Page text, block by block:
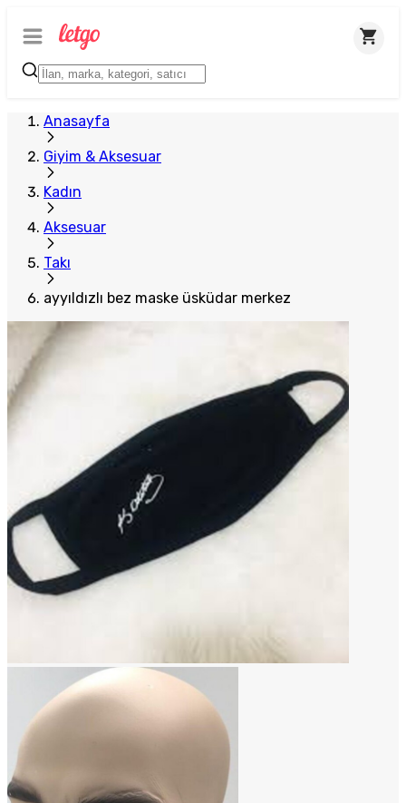
Anasayfa
Giyim & Aksesuar
Kadın
Aksesuar
Takı
ayyıldızlı bez maske üsküdar merkez